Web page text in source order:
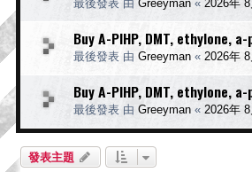
最後發表 由 Greeyman « 2026年
Buy A-PIHP, DMT, ethylone,
最後發表 由 Greeyman « 2026年
Buy A-PIHP, DMT, ethylone,
最後發表 由 Greeyman « 2026年
發表主題